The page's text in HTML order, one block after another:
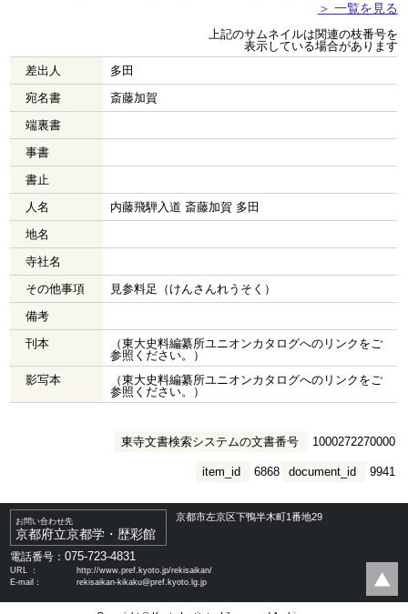
＞ 一覧を見る
上記のサムネイルは関連の枝番号を
表示している場合があります
差出人
多田
宛名書
斎藤加賀
端裏書
事書
書止
人名
内藤飛騨入道 斎藤加賀 多田
地名
寺社名
その他事項
見参料足（けんさんれうそく）
備考
刊本
（東大史料編纂所ユニオンカタログへのリンクをご
参照ください。）
影写本
（東大史料編纂所ユニオンカタログへのリンクをご
参照ください。）
東寺文書検索システムの文書番号 1000272270000
document_id 9941
item_id 6868
お問い合わせ先
京都府立京都学・歴彩館
京都市左京区下鴨半木町1番地29
電話番号：075-723-4831
URL ：
http://www.pref.kyoto.jp/rekisaikan/
E-mail：
rekisaikan-kikaku@pref.kyoto.lg.jp